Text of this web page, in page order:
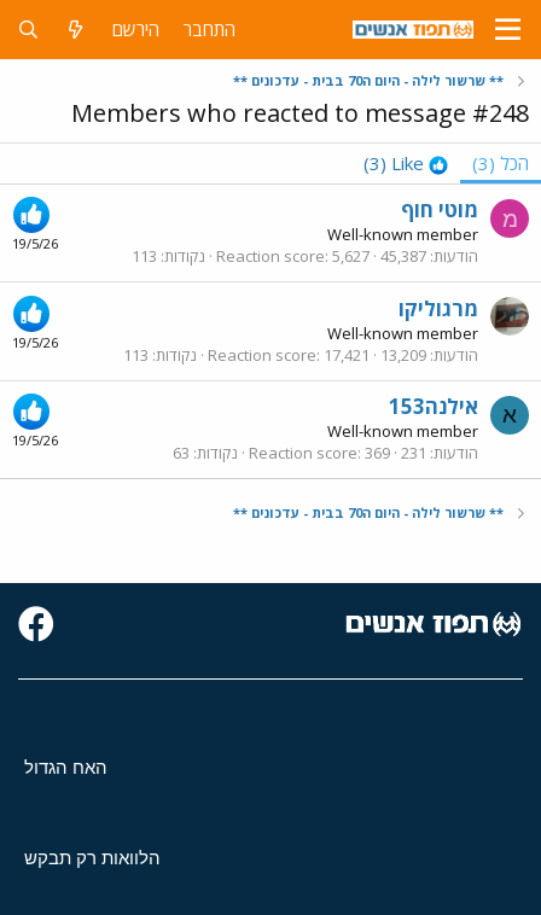
התחבר הירשם
** שרשור לילה - היום ה70 בבית - עדכונים **
Members who reacted to message #248
הכל (3)
Like
(3)
מ
19/5/26
מוטי חוף
Well-known member
הודעות 45,387
Reaction score 5,627 נקודות 113
19/5/26
מרגוליקו
Well-known member
הודעות 13,209
Reaction score 17,421 נקודות 113
א
19/5/26
אילנה153
Well-known member
הודעות 231
Reaction score 369 נקודות 63
** שרשור לילה - היום ה70 בבית - עדכונים **
האח הגדול
הלוואות רק תבקש